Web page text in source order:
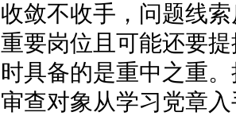
收敛不收手，问题线
重要岗位且可能还要
时具备的是重中之重
审查对象从学习党章